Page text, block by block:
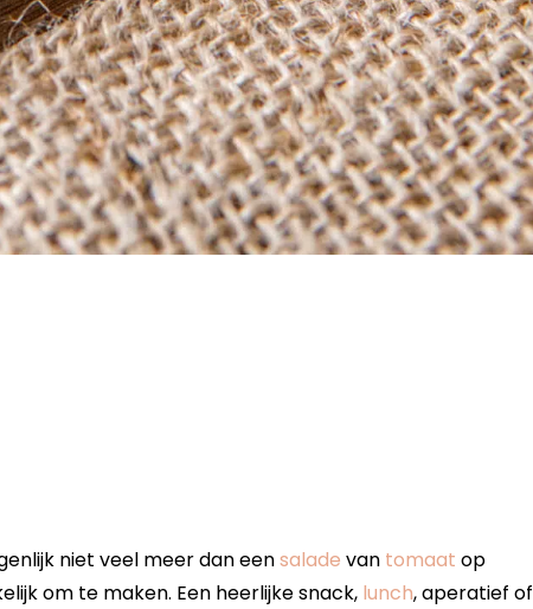
niet veel meer dan eensalade van tomaat op
om te maken. Een heerlijke snack, lunch, aperatief of